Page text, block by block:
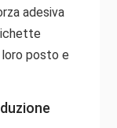
adesiva
loro posto e